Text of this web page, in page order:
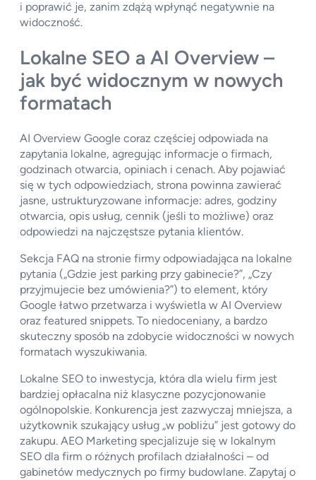
i poprawić je, zanim zdążą wpłynąć negatywnie na
widoczność.
Lokalne SEO a AI Overview –
jak być widocznym w nowych
formatach
AI Overview Google coraz częściej odpowiada na
zapytania lokalne, agregując informacje o firmach,
godzinach otwarcia, opiniach i cenach. Aby pojawiać
się w tych odpowiedziach, strona powinna zawierać
jasne, ustrukturyzowane informacje: adres, godziny
otwarcia, opis usług, cennik (jeśli to możliwe) oraz
odpowiedzi na najczęstsze pytania klientów.
Sekcja FAQ na stronie firmy odpowiadająca na lokalne
pytania („Gdzie jest parking przy gabinecie?”, „Czy
przyjmujecie bez umówienia?”) to element, który
Google łatwo przetwarza i wyświetla w AI Overview
oraz featured snippets. To niedoceniany, a bardzo
skuteczny sposób na zdobycie widoczności w nowych
formatach wyszukiwania.
Lokalne SEO to inwestycja, która dla wielu firm jest
bardziej opłacalna niż klasyczne pozycjonowanie
ogólnopolskie. Konkurencja jest zazwyczaj mniejsza, a
użytkownik szukający usług „w pobliżu” jest gotowy do
zakupu. AEO Marketing specjalizuje się w lokalnym
SEO dla firm o różnych profilach działalności – od
gabinetów medycznych po firmy budowlane. Zapytaj o